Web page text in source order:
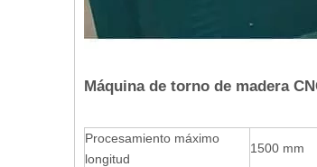
Máquina de torno de madera
Procesamiento máximo
longitud
1500 mm